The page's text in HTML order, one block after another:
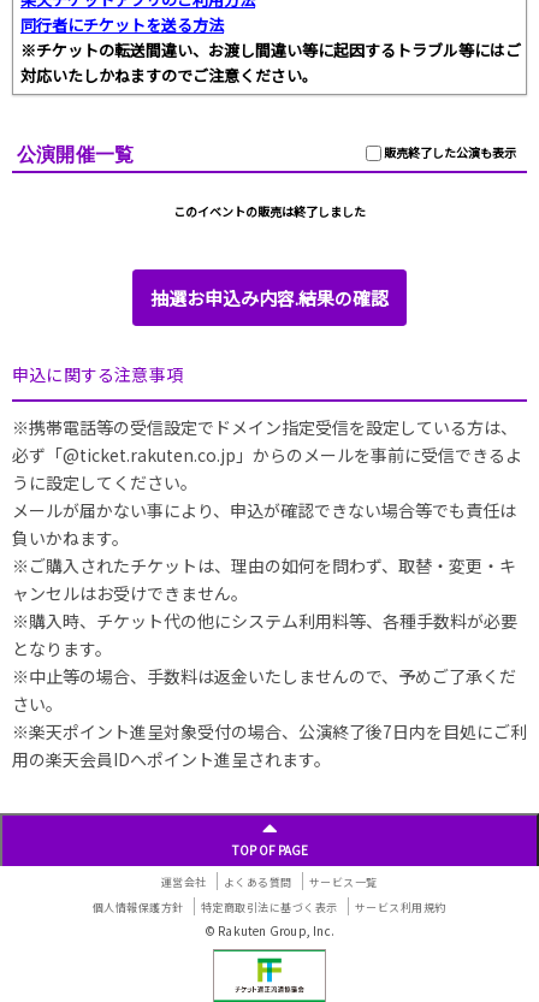
同行者にチケットを送る方法
※チケットの転送間違い、お渡し間違い等に起因するトラブル等にはご
対応いたしかねますのでご注意ください。
販売終了した公演も表示
公演開催一覧
このイベントの販売は終了しました
抽選お申込み内容.結果の確認
申込に関する注意事項
※携帯電話等の受信設定でドメイン指定受信を設定している方は、
必ず「@ticket.rakuten.co.jp」からのメールを事前に受信できるよ
うに設定してください。
メールが届かない事により、申込が確認できない場合等でも責任は
負いかねます。
※ご購入されたチケットは、理由の如何を問わず、取替・変更・キ
ャンセルはお受けできません。
※購入時、チケット代の他にシステム利用料等、各種手数料が必要
となります。
※中止等の場合、手数料は返金いたしませんので、予めご了承くだ
さい。
※楽天ポイント進呈対象受付の場合、公演終了後7日内を目処にご利
用の楽天会員IDへポイント進呈されます。
TOP OF PAGE
運営会社 よくある質問
サービス一覧
個人情報保護方針
特定商取引法に基づく表示 サービス利用規約
© Rakuten Group, Inc.